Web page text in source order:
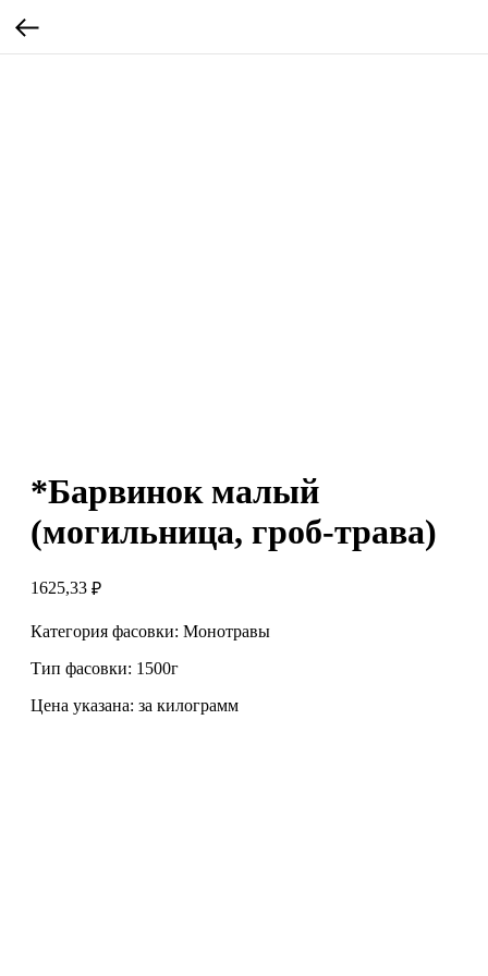
*Барвинок малый
(могильница, гроб-трава)
1625,33 ₽
Категория фасовки: Монотравы
Тип фасовки: 1500г
Цена указана: за килограмм